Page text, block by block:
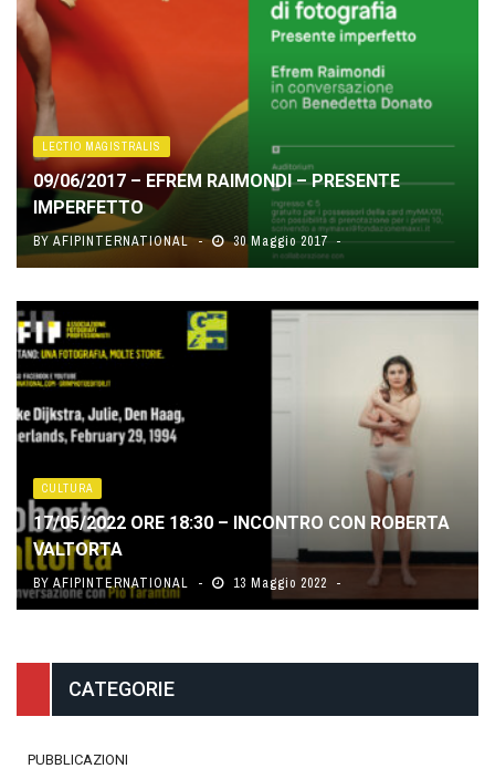
LECTIO MAGISTRALIS
09/06/2017 – EFREM RAIMONDI – PRESENTE
IMPERFETTO
BY AFIPINTERNATIONAL 30 Maggio 2017
CULTURA
17/05/2022 ORE 18:30 – INCONTRO CON ROBERTA
VALTORTA
BY AFIPINTERNATIONAL 13 Maggio 2022
CATEGORIE
PUBBLICAZIONI